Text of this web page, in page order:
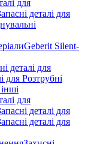
для
деталі для
Geberit Silent-
деталі для
для Розтрубні
для
деталі для
деталі для